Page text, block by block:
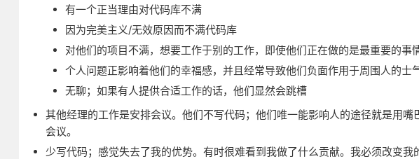
有一个正当理由对代码库不满
因为完美主义/无效原因而不满代码库
对他们的项目不满，想要工作于别的工作，即使他们正在做的是最重要的事
个人问题正影响着他们的幸福感，并且经常导致他们负面作用于周围人的士
无聊；如果有人提供合适工作的话，他们显然会跳槽
其他经理的工作是安排会议。他们不写代码；他们唯一能影响人的途径就是用
会议。
少写代码；感觉失去了我的优势。有时很难看到我做了什么贡献。我必须改变